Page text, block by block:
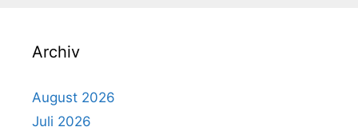
Archiv
August 2026
Juli 2026